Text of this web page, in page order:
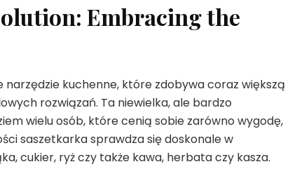
Embracing the
kuchenne, które zdobywa coraz większą
rozwiązań. Ta niewielka, ale bardzo
wielu osób, które cenią sobie zarówno wygodę,
saszetkarka sprawdza się doskonale w
cukier, ryż czy także kawa, herbata czy kasza.